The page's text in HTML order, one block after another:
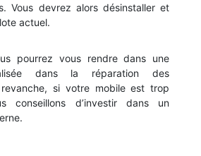
Vous devrez alors désinstaller et
actuel.
pourrez vous rendre dans une
dans la réparation des
si votre mobile est trop
conseillons d’investir dans un